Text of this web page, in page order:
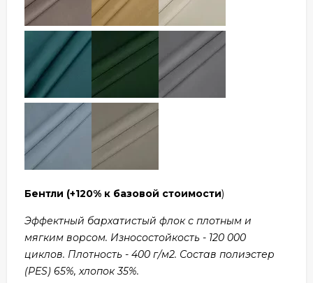
Бентли (+120% к базовой стоимости)
Эффектный бархатистый флок с плотным и
мягким ворсом. Износостойкость - 120 000
циклов. Плотность - 400 г/м2. Состав полиэстер
(PES) 65%, хлопок 35%.